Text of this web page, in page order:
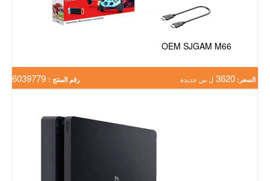
OEM SJGAM M66
السعر: 3620 ل س جديدة رقم المنتج :